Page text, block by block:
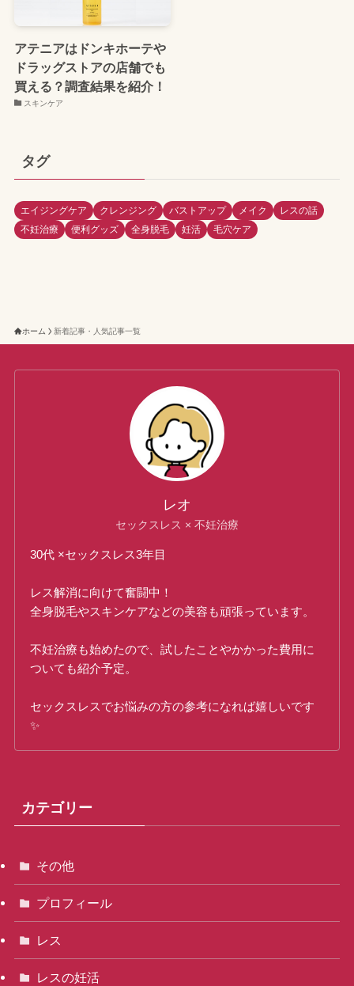
アテニアはドンキホーテや
ドラッグストアの店舗でも
買える？調査結果を紹介！
スキンケア
タグ
エイジングケア クレンジング バストアップ メイク
レスの話
不妊治療
便利グッズ 全身脱毛 妊活 毛穴ケア
ホーム 新着記事・人気記事一覧
レオ
セックスレス × 不妊治療
30代 ×セックスレス3年目
レス解消に向けて奮闘中！
全身脱毛やスキンケアなどの美容も頑張っています。
不妊治療も始めたので、試したことやかかった費用に
ついても紹介予定。
セックスレスでお悩みの方の参考になれば嬉しいです
✨
カテゴリー
その他
プロフィール
レス
レスの妊活